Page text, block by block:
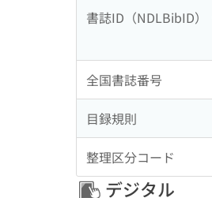
書誌ID（NDLBibID）
全国書誌番号
目録規則
整理区分コード
デジタル